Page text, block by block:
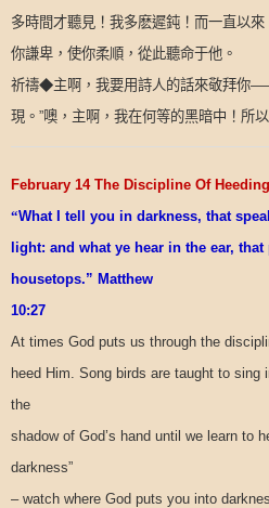
多時間才聽見！我多麽遲鈍！而一直以
你謙卑，使你柔順，從此聽命于他。
祈禱◆主啊，我要用詩人的話來敬拜你
現。”噢，主啊，我在何等的黑暗中！所
February 14 The Discipline Of Heeding
“What I tell you in darkness, that
light: and what ye hear in the ear,
housetops.” Matthew
10:27
At times God puts us through the
heed Him. Song birds are taught to sing
the
shadow of God’s hand until we learn to
darkness”
– watch where God puts you into